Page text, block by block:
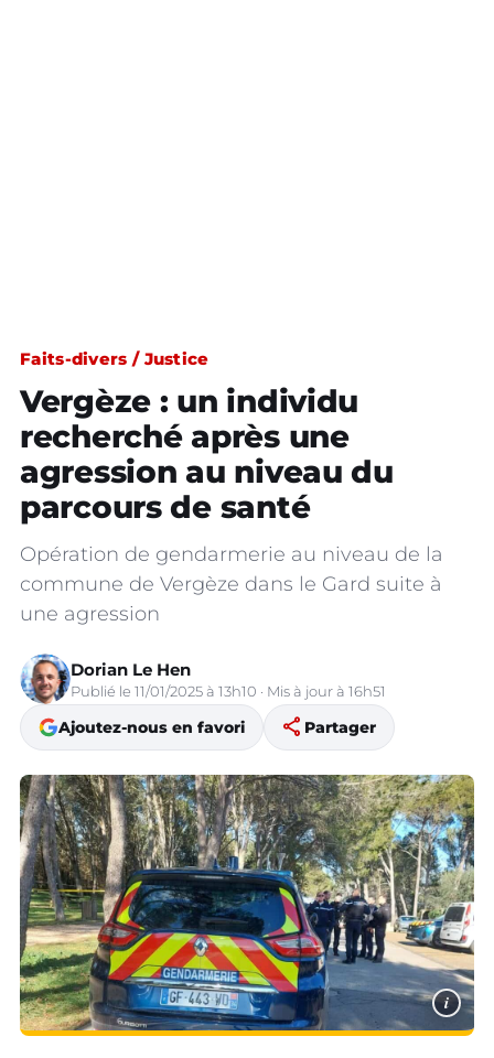
Faits-divers / Justice
Vergèze : un individu
recherché après une
agression au niveau du
parcours de santé
Opération de gendarmerie au niveau de la
commune de Vergèze dans le Gard suite à
une agression
Dorian Le Hen
Publié le 11/01/2025 à 13h10 · Mis à jour à 16h51
Ajoutez-nous en favori share Partager
i